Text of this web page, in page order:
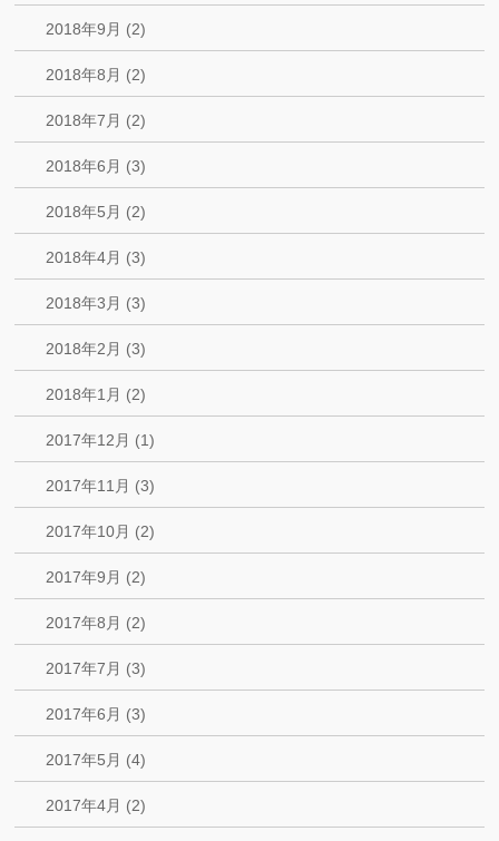
2018年9月 (2)
2018年8月 (2)
2018年7月 (2)
2018年6月 (3)
2018年5月 (2)
2018年4月 (3)
2018年3月 (3)
2018年2月 (3)
2018年1月 (2)
2017年12月 (1)
2017年11月 (3)
2017年10月 (2)
2017年9月 (2)
2017年8月 (2)
2017年7月 (3)
2017年6月 (3)
2017年5月 (4)
2017年4月 (2)